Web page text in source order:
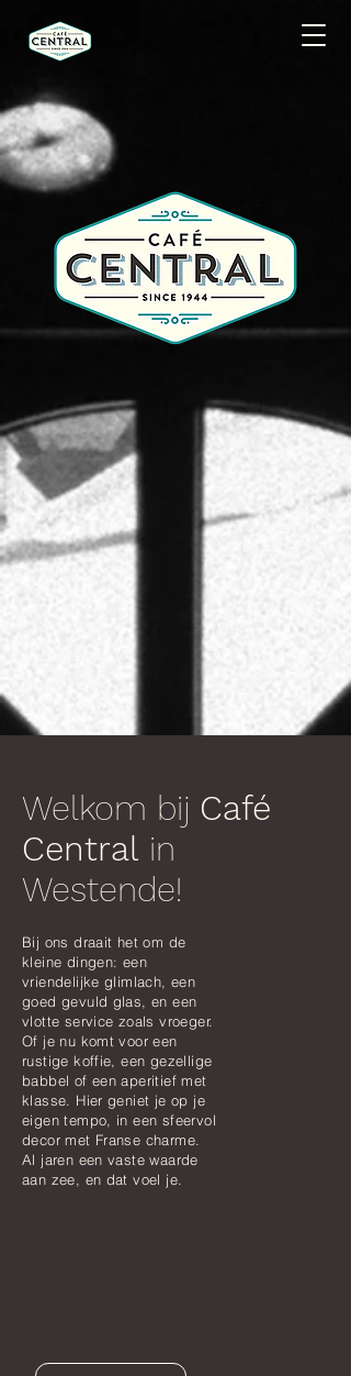
Welkom bij Café
Central in
Westende!
Bij ons draait het om de
kleine dingen: een
vriendelijke glimlach, een
goed gevuld glas, en een
vlotte service zoals vroeger.
Of je nu komt voor een
rustige koffie, een gezellige
babbel of een aperitief met
klasse. Hier geniet je op je
eigen tempo, in een sfeervol
decor met Franse charme.
Al jaren een vaste waarde
aan zee, en dat voel je.